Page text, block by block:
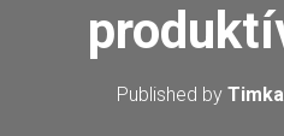
T
I
Published by Timka